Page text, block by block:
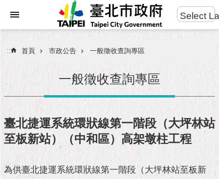
進
搜
民
服
務
市
府
Select
::: 首頁 市政公告 一般徵收查詢專區
一般徵收查詢專區
臺北捷運系統環狀線第一階段（大坪林站
至板新站）（中和區）高架墩柱工程
為供臺北捷運系統環狀線第一階段（大坪林站至板新